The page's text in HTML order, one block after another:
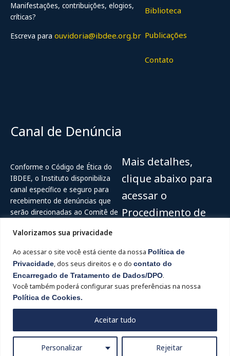
Valorizamos sua privacidade
Ao acessar o site você está ciente da nossa Política de
Privacidade, dos seus direitos e o do contato do
Encarregado de Tratamento de Dados/DPO.
Você também poderá configurar suas preferências na nossa
Política de Cookies.
Personalizar Rejeitar
Aceitar tudo
Manifestações, contribuições, elogios,
críticas?
Escreva para ouvidoria@ibdee.org.br
Biblioteca
Publicações
Contato
Canal de Denúncia
Conforme o Código de Ética do
IBDEE, o Instituto disponibiliza
canal específico e seguro para
recebimento de denúncias que
serão direcionadas ao Comitê de
Ouvidor Digital
Hotline: 0800-515-2204
Mais detalhes,
clique abaixo para
acessar o
Procedimento de
tratamento de
denúncias
Acesse
IBDEE - Instituto Brasileiro de Direito e Ética Empresarial - 2024